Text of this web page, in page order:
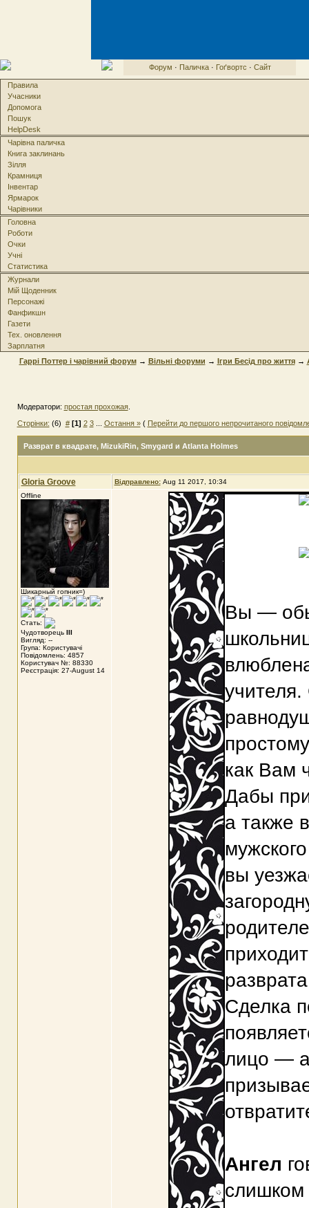
Форум · Паличка· Гоґвортс · Сайт
Правила
Учасники
Допомога
Пошук
HelpDesk
Чарівна паличка
Книга заклинань
Зілля
Крамниця
Інвентар
Ярмарок
Чарівники
Головна
Роботи
Очки
Учні
Статистика
Журнали
Мій Щоденник
Персонажі
Фанфикшн
Газети
Тех. оновлення
Зарплатня
Гаррі Поттер і чарівний форум→ Вільні форуми → Ігри Бесід про життя→
Модератори: простая прохожая.
Сторінки: (6) # [1] 2 3... Остання »( Перейти до першого непрочитаного
Разврат в квадрате, MizukiRin, Smygard и Atlanta Holmes
Gloria Groove Відправлено: Aug 11 2017, 10:34
Offline
Шикарный гопник=)
Стать:
Чудотворець III
Вигляд: --
Група: Користувачі
Повідомлень: 4857
Користувач №: 88330
Реєстрація: 27-August 14
Вы —
как Вам
Дабы
а также
вы
Сделка
лицо —
Ангел
слишком